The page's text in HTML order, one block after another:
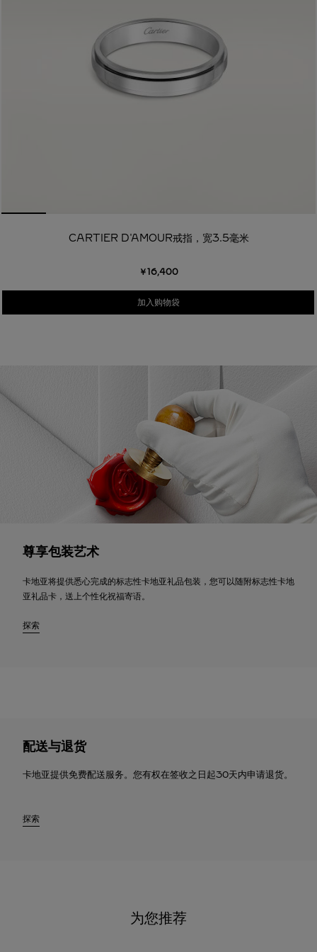
CARTIER D'AMOUR戒指，宽3.5毫米
￥16,400
加入购物袋
尊享包装艺术
卡地亚将提供悉心完成的标志性卡地亚礼品包装，您可以随附标志性卡地
亚礼品卡，送上个性化祝福寄语。
探索
配送与退货
卡地亚提供免费配送服务。您有权在签收之日起30天内申请退货。
探索
为您推荐